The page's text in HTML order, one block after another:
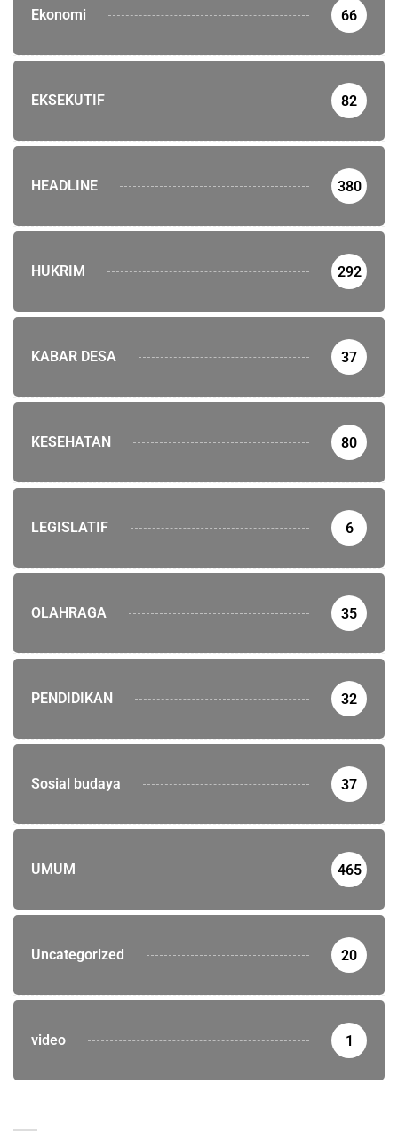
Ekonomi 66
EKSEKUTIF 82
HEADLINE 380
HUKRIM 292
KABAR DESA 37
KESEHATAN 80
LEGISLATIF 6
OLAHRAGA 35
PENDIDIKAN 32
Sosial budaya 37
UMUM 465
Uncategorized 20
video 1